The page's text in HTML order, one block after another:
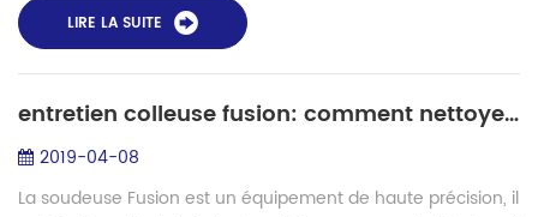
la structu...LIRE LA SUITE
entretien colleuse fusion: comment nettoyer la rainure en v?
2019-04-08
La soudeuse Fusion est un équipement de haute précision, il